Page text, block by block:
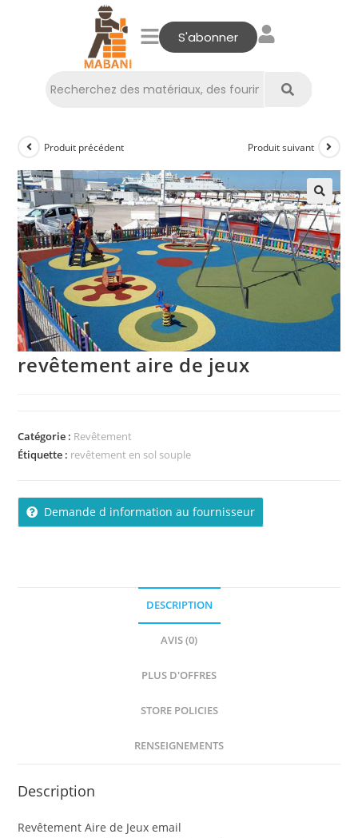
S'abonner
Produit précédent Produit suivant
revêtement aire de jeux
Catégorie : Revêtement
Étiquette : revêtement en sol souple
Demande d information au fournisseur
DESCRIPTION
AVIS (0)
PLUS D'OFFRES
STORE POLICIES
RENSEIGNEMENTS
Description
Revêtement Aire de Jeux email